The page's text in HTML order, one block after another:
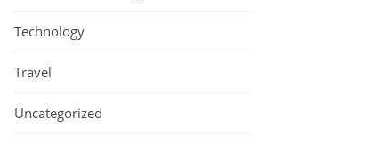
Technology
Travel
Uncategorized